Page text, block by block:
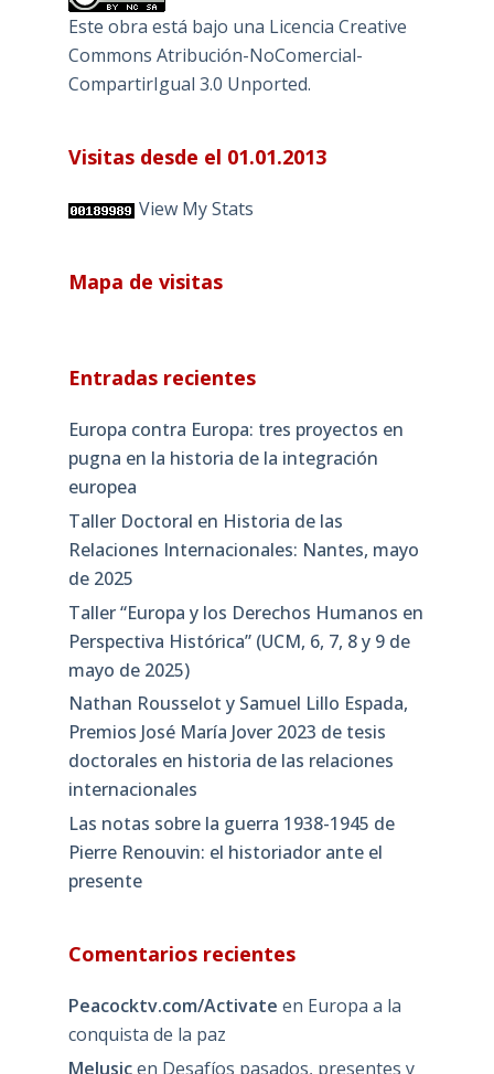
Este obra está bajo una Licencia Creative
Commons Atribución-NoComercial-
CompartirIgual 3.0 Unported.
Visitas desde el 01.01.2013
View My Stats
Mapa de visitas
Entradas recientes
Europa contra Europa: tres proyectos en
pugna en la historia de la integración
europea
Taller Doctoral en Historia de las
Relaciones Internacionales: Nantes, mayo
de 2025
Taller “Europa y los Derechos Humanos en
Perspectiva Histórica” (UCM, 6, 7, 8 y 9 de
mayo de 2025)
Nathan Rousselot y Samuel Lillo Espada,
Premios José María Jover 2023 de tesis
doctorales en historia de las relaciones
internacionales
Las notas sobre la guerra 1938-1945 de
Pierre Renouvin: el historiador ante el
presente
Comentarios recientes
Peacocktv.com/Activate en Europa a la
conquista de la paz
Melusicen Desafíos pasados, presentes y